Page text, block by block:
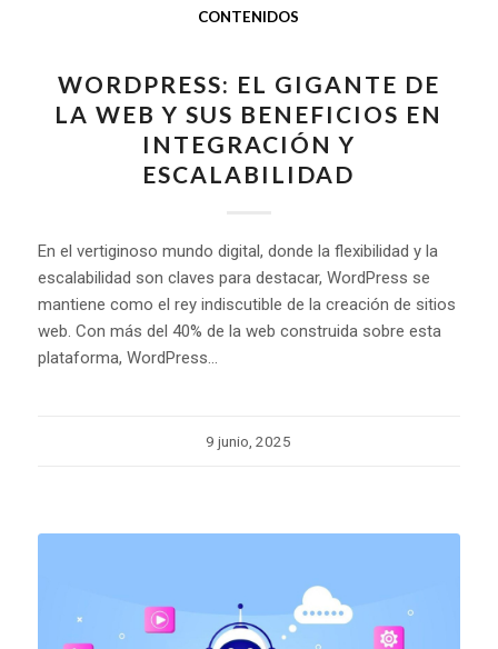
CONTENIDOS
WORDPRESS: EL GIGANTE DE
LA WEB Y SUS BENEFICIOS EN
INTEGRACIÓN Y
ESCALABILIDAD
En el vertiginoso mundo digital, donde la flexibilidad y la
escalabilidad son claves para destacar, WordPress se
mantiene como el rey indiscutible de la creación de sitios
web. Con más del 40% de la web construida sobre esta
plataforma, WordPress…
9 junio, 2025